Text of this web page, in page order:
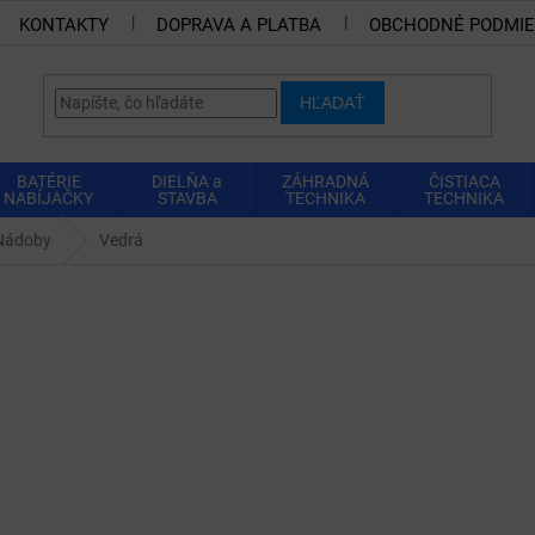
KONTAKTY DOPRAVA A PLATBA OBCHODNÉ
HĽADAŤ
BATÉRIE
NABÍJAČKY
DIELŇA a
STAVBA
ZÁHRADNÁ
TECHNIKA
ČISTIACA
TECHNIKA
Vedrá